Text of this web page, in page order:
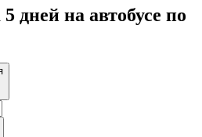
дней на автобусе по